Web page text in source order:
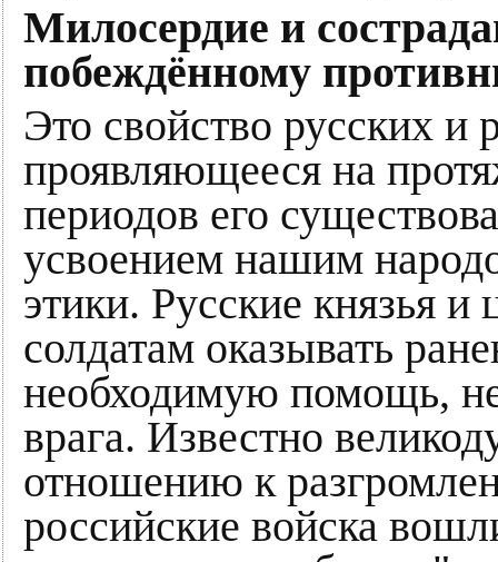
Милосердие и
побеждённому
Это свойство русских и
проявляющееся на
периодов его
усвоением нашим
этики. Русские князья
солдатам оказывать
необходимую помощь,
врага. Известно
отношению к
российские войска